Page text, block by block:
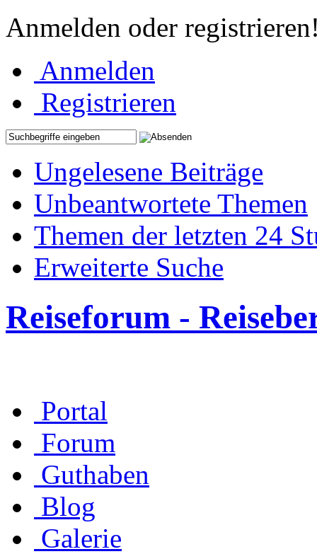
Anmelden oder
Anmelden
Registrieren
Ungelesene Beiträge
Unbeantwortete Themen
Themen der letzten 24
Erweiterte Suche
Reiseforum -
Portal
Forum
Guthaben
Blog
Galerie